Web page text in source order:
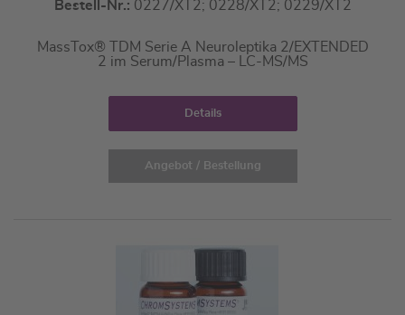
Bestell-Nr.: 0227/XT2; 0228/XT2; 0229/XT2
MassTox® TDM Serie A Neuroleptika 2/EXTENDED
2 im Serum/Plasma – LC-MS/MS
Details
Angebot / Bestellung